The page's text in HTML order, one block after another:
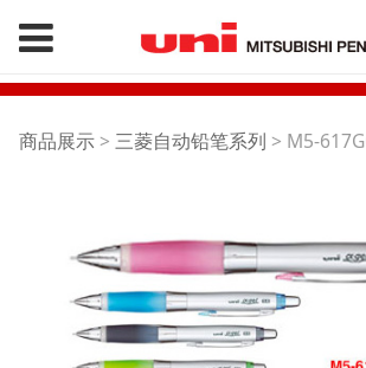
M5-617GG/SD-
商品展示> 三菱自动铅笔系列 > M5-